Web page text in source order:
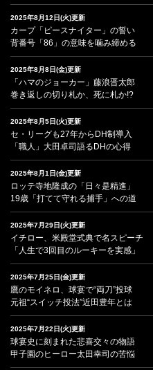
2025年8月12日(火)更新
カープ「ピースナイター」の誓い
背番号「86」の意味を噛み締める
2025年8月8日(金)更新
「ハマのジョーカー」藤浪晋太郎
巻き返しの切り札か、死に札か!?
2025年8月5日(火)更新
セ・リーグも27年からDH制導入
「職人」大田卓司語るDHの心得
2025年8月1日(金)更新
ロッテ寺地隆成の「日々是精進」
19歳「打てて守れる捕手」への道
2025年7月29日(火)更新
イチロー、米殿堂式典で名スピーチ
「人生で3回目のルーキーを実感」
2025年7月25日(金)更新
鷹のモイネロ、球宴で“両刀”投球
元祖“スイッチ投法”近田豊年とは
2025年7月22日(火)更新
球宴史に刻まれた悲喜交々の物語
甲子園のヒーロー太田幸司の苦悩